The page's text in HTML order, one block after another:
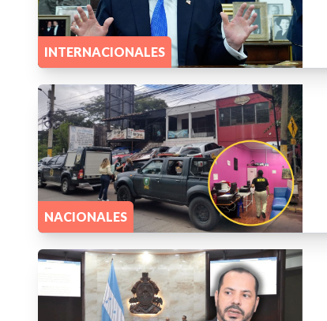
INTERNACIONALES
NACIONALES